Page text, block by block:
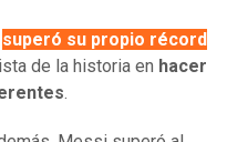
superó su propio récord
de la historia en hacer
.